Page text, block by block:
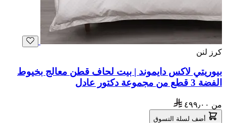
كرز لنن
بيوريتي لاكس دايموند | بيت لحاف قطن معالج بخيوط
الفضة 3 قطع من مجموعة دكتور عادل
من ٤٩٩٫٠٠
أضف لسلة التسوق